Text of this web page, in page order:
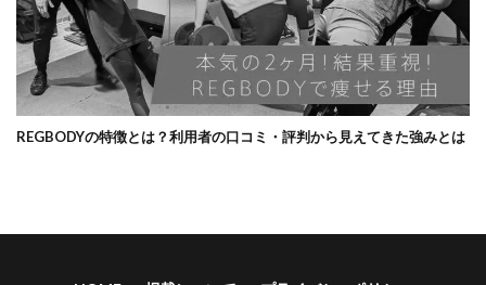
REGBODYの特徴とは？利用者の口コミ・評判から見えてきた強みとは